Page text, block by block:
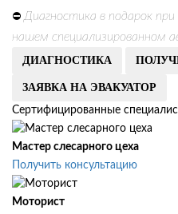
⛔ Диагностика в подарок
нашем специализированном
ДИАГНОСТИКА
ЗАЯВКА НА ЭВАКУАТОР
Сертифицированные
Мастер слесарного цеха
Получить консультацию
Моторист